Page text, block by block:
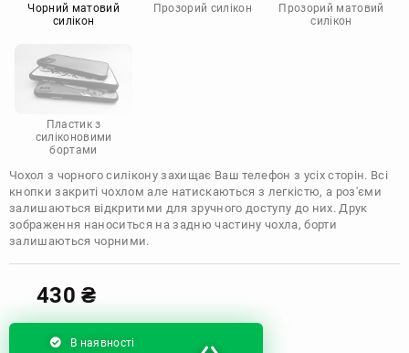
Чорний матовий
силікон
Прозорий силікон
Прозорий матовий
силікон
Пластик з
силіконовими
бортами
Чохол з чорного силікону захищає Ваш телефон з усіх сторін. Всі
кнопки закриті чохлом але натискаються з легкістю, а роз'єми
залишаються відкритими для зручного доступу до них. Друк
зображення наноситься на задню частину чохла, борти
залишаються чорними.
430₴
В наявності